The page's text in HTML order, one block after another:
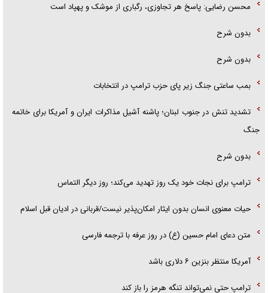
محسن رضایی: پاسخ هر تجاوزی، رگباری از موشک و پهپاد است
بدون شرح
بدون شرح
بمب ساعتی جنگ زیر پای حزب ترام‍پ در انتخابات
تشدید تنش در جنوب لبنان؛ پاشنه آشیل مذاکرات ایران و آمریکا برای خاتمه
جنگ
بدون شرح
ترامپ برای نجات خود یک روز تهدید می‌کند؛ روز دیگر التماس
حیات معنوی انسان بدون ایثار امکان‌پذیر نیست/قربانی در ادیان قبل اسلام
متن دعای امام حسین (ع) در روز عرفه با ترجمه فارسی
آمریکا منتظر بنزین ۶ دلاری باشد
ترامپ حتی نمی‌تواند تنگه هرمز را باز کند